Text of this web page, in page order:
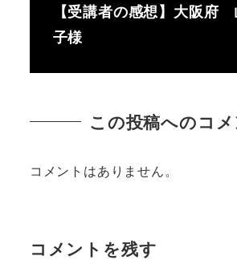
【受講者の感想】大阪
子様
この投稿へのコメ
コメントはありません。
コメントを残す